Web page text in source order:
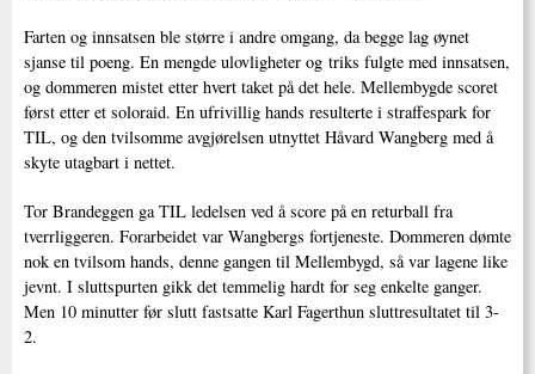
Farten og innsatsen ble større i andre omgang, da begge lag øynet
sjanse til poeng. En mengde ulovligheter og triks fulgte med innsatsen,
og dommeren mistet etter hvert taket på det hele. Mellembygde scoret
først etter et soloraid. En ufrivillig hands resulterte i straffespark for
TIL, og den tvilsomme avgjørelsen utnyttet Håvard Wangberg med å
skyte utagbart i nettet.
Tor Brandeggen ga TIL ledelsen ved å score på en returball fra
tverrliggeren. Forarbeidet var Wangbergs fortjeneste. Dommeren dømte
nok en tvilsom hands, denne gangen til Mellembygd, så var lagene like
jevnt. I sluttspurten gikk det temmelig hardt for seg enkelte ganger.
Men 10 minutter før slutt fastsatte Karl Fagerthun sluttresultatet til 3-
2.